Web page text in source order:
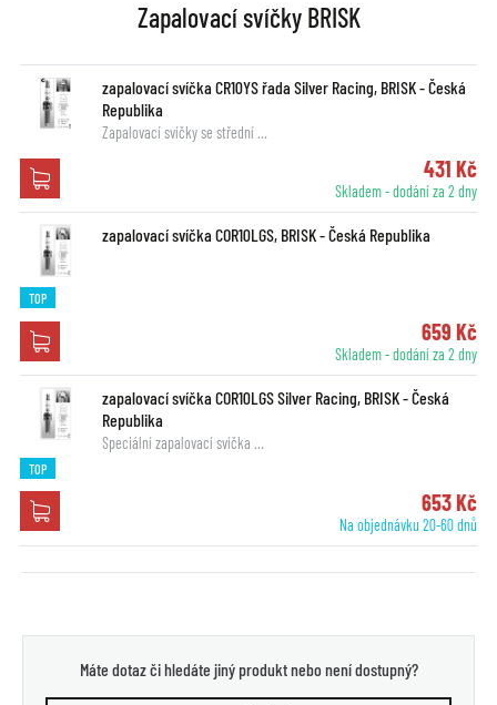
Zapalovací svíčky BRISK
zapalovací svíčka CR10YS řada Silver Racing, BRISK - Česká
Republika
Zapalovací svíčky se střední …
431 Kč
Skladem - dodání za 2 dny
zapalovací svíčka COR10LGS, BRISK - Česká Republika
TOP
659 Kč
Skladem - dodání za 2 dny
zapalovací svíčka COR10LGS Silver Racing, BRISK - Česká
Republika
Speciální zapalovací svíčka …
TOP
653 Kč
Na objednávku 20-60 dnů
Máte dotaz či hledáte jiný produkt nebo není dostupný?